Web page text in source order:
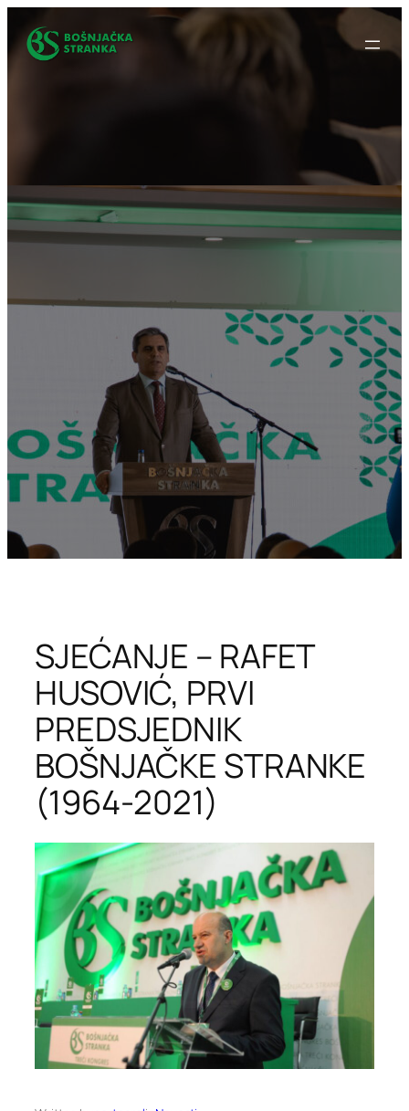
na
sadržaj
SJEĆANJE – RAFET
HUSOVIĆ, PRVI
PREDSJEDNIK
BOŠNJAČKE STRANKE
(1964-2021)